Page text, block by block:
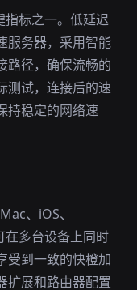
标之一。低延迟
服务器，采用智能
路径，确保流畅的
测试，连接后的速
持稳定的网络速
、iOS、
多台设备上同时
受到一致的快橙加
扩展和路由器配置